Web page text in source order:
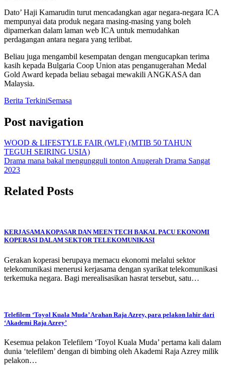
Dato’ Haji Kamarudin turut mencadangkan agar negara-negara ICA
mempunyai data produk negara masing-masing yang boleh
dipamerkan dalam laman web ICA untuk memudahkan
perdagangan antara negara yang terlibat.
Beliau juga mengambil kesempatan dengan mengucapkan terima
kasih kepada Bulgaria Coop Union atas penganugerahan Medal
Gold Award kepada beliau sebagai mewakili ANGKASA dan
Malaysia.
Berita TerkiniSemasa
Post navigation
WOOD & LIFESTYLE FAIR (WLF) (MTIB 50 TAHUN
TEGUH SEIRING USIA)
Drama mana bakal mengungguli tonton Anugerah Drama Sangat
2023
Related Posts
KERJASAMA KOPASAR DAN MEEN TECH BAKAL PACU EKONOMI
KOPERASI DALAM SEKTOR TELEKOMUNIKASI
Gerakan koperasi berupaya memacu ekonomi melalui sektor
telekomunikasi menerusi kerjasama dengan syarikat telekomunikasi
terkemuka negara. Bagi merealisasikan hasrat tersebut, satu…
Telefilem ‘Toyol Kuala Muda’ Arahan Raja Azrey, para pelakon lahir dari
‘Akademi Raja Azrey’
Kesemua pelakon Telefilem ‘Toyol Kuala Muda’ pertama kali dalam
dunia ‘telefilem’ dengan di bimbing oleh Akademi Raja Azrey milik
pelakon…